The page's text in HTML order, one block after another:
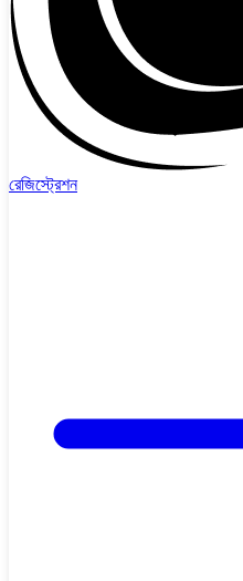
রেজিস্ট্রেশন